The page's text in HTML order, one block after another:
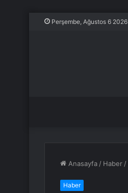
Perşembe, Ağustos 6 2026
Anasayfa / Haber /
Haber